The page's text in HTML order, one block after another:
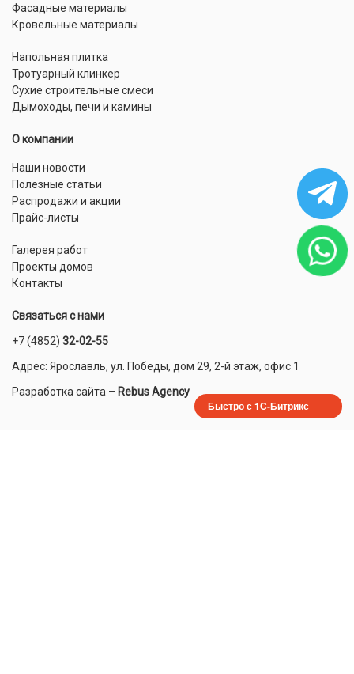
Фасадные материалы
Кровельные материалы
Напольная плитка
Тротуарный клинкер
Сухие строительные смеси
Дымоходы, печи и камины
О компании
Наши новости
Полезные статьи
Распродажи и акции
Прайс-листы
Галерея работ
Проекты домов
Контакты
Связаться с нами
+7 (4852) 32-02-55
Адрес: Ярославль, ул. Победы, дом 29, 2-й этаж, офис 1
Разработка сайта – Rebus Agency
Быстро с 1С-Битрикс